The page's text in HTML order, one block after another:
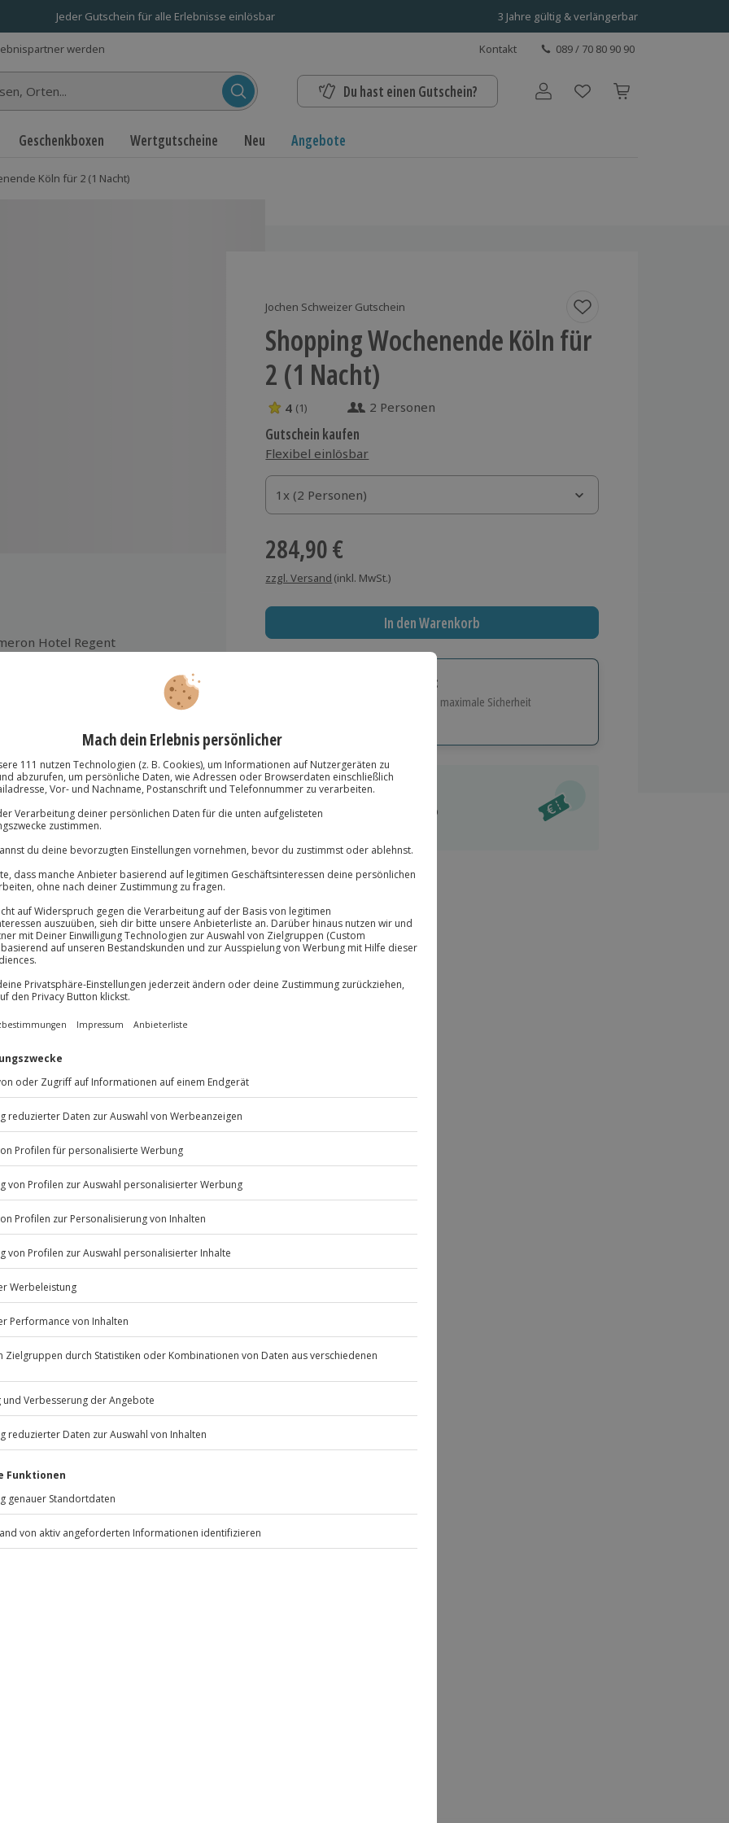
Jeder Gutschein für alle Erlebnisse einlösbar 3 Jahre gültig & verlängerbar
werden Kontakt 089 / 70 80 90 90
Du hast einen Gutschein? Benutzerkonto
Geschenkboxen Wertgutscheine Neu Angebote
Köln für 2 (1 Nacht)
Jochen Schweizer Gutschein
Shopping Wochenende Köln für
2 (1 Nacht)
4 Sterne von 5 aus 1 Bewertungen
4 (1) 2 Personen
Gutschein kaufen
Flexibel einlösbar
1x (2 Personen)
1x (2 Personen)
1x (2 Personen)
284,90 €
zzgl. Versand (inkl. MwSt.)
In den Warenkorb
Immer das richtige Geschenk:
Große Auswahl, volle Flexibilität und maximale Sicherheit
Über 9.000 Erlebnisse.
Volle Flexibilität
Jeder Gutschein für alle Erlebnisse einlösbar.
Maximale Sicherheit
-15%* Club Deal verfügbar
Direktabzug im Warenkorb
Du erhältst 142°P
Hotel Regent
übertragbar. Details
und durch die Läden
in Köln die
verwöhnen. In modernen
4*Ameron Hotel Regent.
für euch gleich los in die
zurück im Hotel entspannt
dann ein exquisites 3-Gänge
Nacht freut ihr euch auf
in Köln voller
Absprache mit dem
anfallen (die Kosten sind vor
Solarium
Nichtraucherzimmer, WLAN,
Uhr
ab 20,00 € pro Nacht)
vegetarisch, vegan) auf
Listenansicht
Jochen SchweizerGmbH
Mühldorfstraße 8
81671 München
außer an bundesweiten